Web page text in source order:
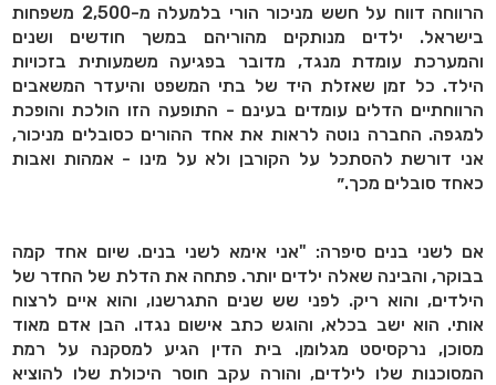
הרווחה דווח על חשש מניכור הורי בלמעלה מ-2,500 משפחות
בישראל. ילדים מנותקים מהוריהם במשך חודשים ושנים
והמערכת עומדת מנגד, מדובר בפגיעה משמעותית בזכויות
הילד. כל זמן שאזלת היד של בתי המשפט והיעדר המשאבים
הרווחתיים הדלים עומדים בעינם - התופעה הזו הולכת והופכת
למגפה. החברה נוטה לראות את אחד ההורים כסובלים מניכור,
אני דורשת להסתכל על הקורבן ולא על מינו - אמהות ואבות
כאחד סובלים מכך.״
אם לשני בנים סיפרה: "אני אימא לשני בנים. שיום אחד קמה
בבוקר, והבינה שאלה ילדים יותר. פתחה את הדלת של החדר של
הילדים, והוא ריק. לפני שש שנים התגרשנו, והוא איים לרצוח
אותי. הוא ישב בכלא, והוגש כתב אישום נגדו. הבן אדם מאוד
מסוכן, נרקסיסט מגלומן. בית הדין הגיע למסקנה על רמת
המסוכנות שלו לילדים, והורה עקב חוסר היכולת שלו להוציא